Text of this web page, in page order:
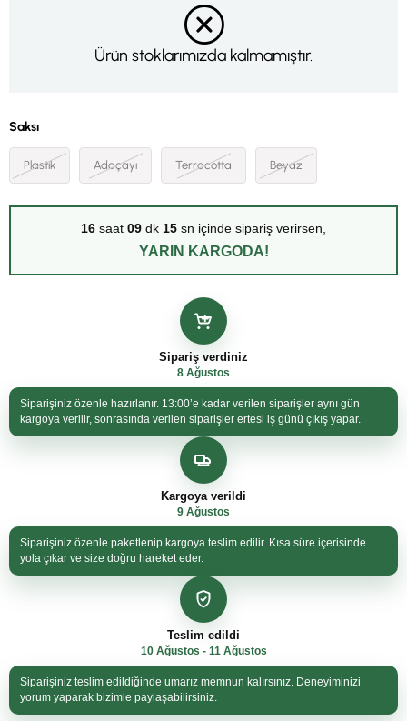
Ürün stoklarımızda kalmamıştır.
Saksı
Plastik Adaçayı Terracotta Beyaz
16 saat 09 dk 14 sn içinde sipariş verirsen,
YARIN KARGODA!
Sipariş verdiniz
8 Ağustos
Siparişiniz özenle hazırlanır. 13:00’e kadar verilen siparişler aynı gün
kargoya verilir, sonrasında verilen siparişler ertesi iş günü çıkış yapar.
Kargoya verildi
9 Ağustos
Siparişiniz özenle paketlenip kargoya teslim edilir. Kısa süre içerisinde
yola çıkar ve size doğru hareket eder.
Teslim edildi
10 Ağustos - 11 Ağustos
Siparişiniz teslim edildiğinde umarız memnun kalırsınız. Deneyiminizi
yorum yaparak bizimle paylaşabilirsiniz.